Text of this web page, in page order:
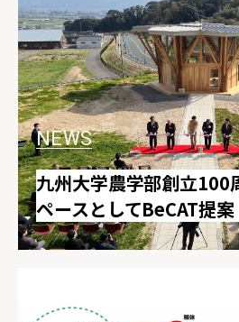
INSTAGRAM
CONTACT
OPEN ON THE MAP
NEWS
九州大学農学部創立100
ペースとしてBeCAT提